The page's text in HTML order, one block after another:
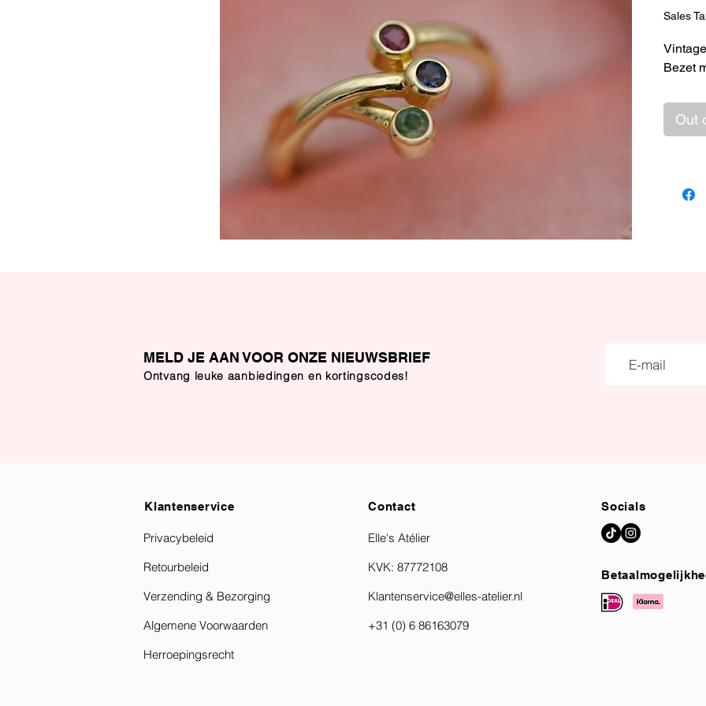
Sales
Bezet
Out
MELD JE AAN VOOR ONZE NIEUWSBRIEF
Ontvang leuke aanbiedingen en kortingscodes!
Klantenservice
Privacybeleid
Retourbeleid
Verzending & Bezorging
Algemene Voorwaarden
Herroepingsrecht
Contact
Elle's Atélier
KVK: 87772108
Klantenservice@elles-atelier.nl
+31 (0) 6 86163079
Socials